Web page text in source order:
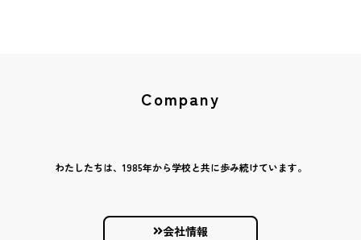
Company
わたしたちは、1985年から学校と共に歩み続けています。
会社情報